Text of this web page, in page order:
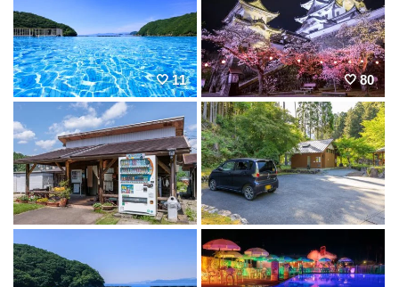
11 80